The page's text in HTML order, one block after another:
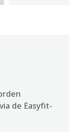
de Easyfit-